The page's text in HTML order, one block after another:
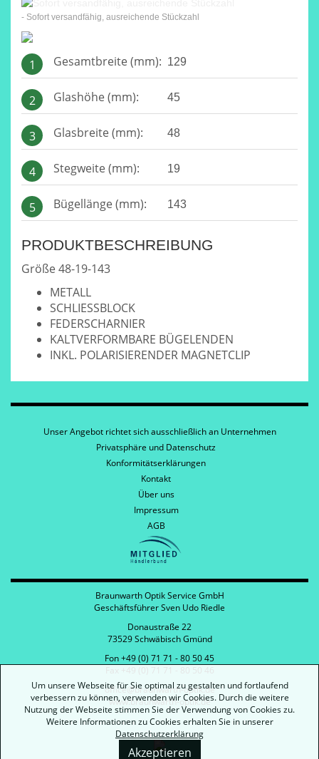
- Sofort versandfähig, ausreichende Stückzahl
1 Gesamtbreite (mm): 129
2 Glashöhe (mm): 45
3 Glasbreite (mm): 48
4 Stegweite (mm): 19
5 Bügellänge (mm): 143
PRODUKTBESCHREIBUNG
Größe 48-19-143
METALL
SCHLIESSBLOCK
FEDERSCHARNIER
KALTVERFORMBARE BÜGELENDEN
INKL. POLARISIERENDER MAGNETCLIP
Unser Angebot richtet sich ausschließlich an Unternehmen
Privatsphäre und Datenschutz
Konformitätserklärungen
Kontakt
Über uns
Impressum
AGB
Braunwarth Optik Service GmbH
Geschäftsführer Sven Udo Riedle
Donaustraße 22
73529 Schwäbisch Gmünd
Fon +49 (0) 71 71 - 80 50 45
office@braunwarth-optik.de
www.braunwarth-optik.de
Um unsere Webseite für Sie optimal zu gestalten und fortlaufend
verbessern zu können, verwenden wir Cookies. Durch die weitere
Nutzung der Webseite stimmen Sie der Verwendung von Cookies zu.
Weitere Informationen zu Cookies erhalten Sie in unserer
Datenschutzerklärung
Akzeptieren